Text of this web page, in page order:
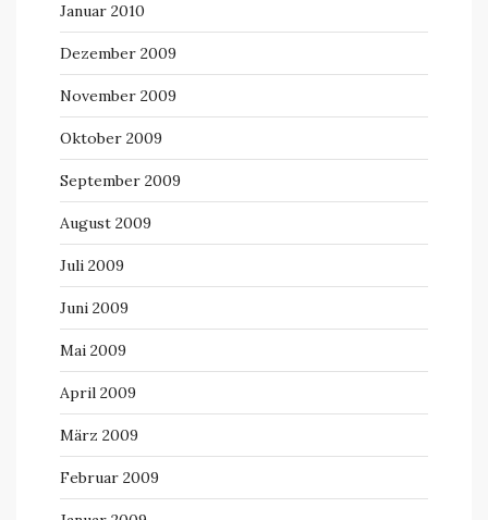
Januar 2010
Dezember 2009
November 2009
Oktober 2009
September 2009
August 2009
Juli 2009
Juni 2009
Mai 2009
April 2009
März 2009
Februar 2009